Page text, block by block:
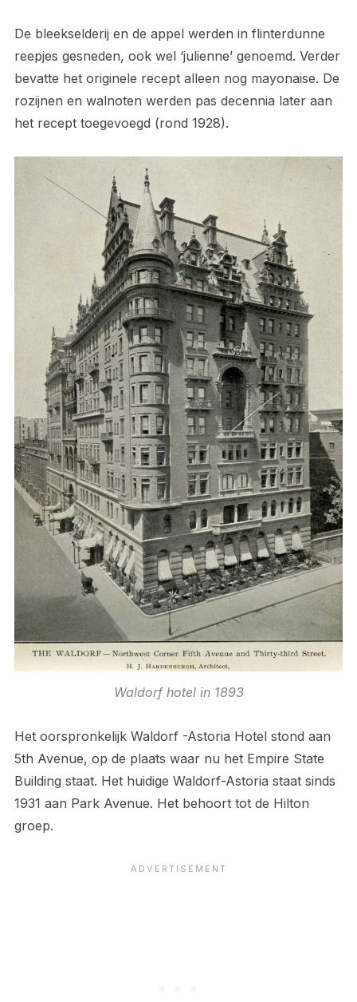
De bleekselderij en de appel werden in flinterdunne
reepjes gesneden, ook wel ‘julienne’ genoemd. Verder
bevatte het originele recept alleen nog mayonaise. De
rozijnen en walnoten werden pas decennia later aan
het recept toegevoegd (rond 1928).
Waldorf hotel in 1893
Het oorspronkelijk Waldorf -Astoria Hotel stond aan
5th Avenue, op de plaats waar nu het Empire State
Building staat. Het huidige Waldorf-Astoria staat sinds
1931 aan Park Avenue. Het behoort tot de Hilton
groep.